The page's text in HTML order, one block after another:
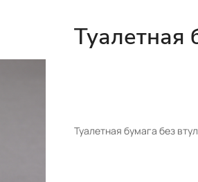
Туалетная
Туалетная бумага без